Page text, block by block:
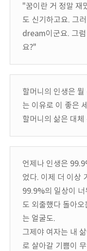
"꿈이란 거 정말 재
도 신기하고요. 그
dream이군요. 그
요?"
할머니의 인생은
는 이유로 이 좋은
할머니의 삶은 대체
언제나 인생은
었다. 이제 더 이상
99.9%의 일상이 너
도 외출했다 돌아
는 얼굴도.
그제야 여자는 내
로 살아갈 기쁨이